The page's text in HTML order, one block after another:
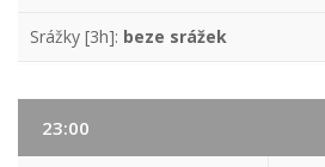
Srážky [3h]: beze srážek
23:00